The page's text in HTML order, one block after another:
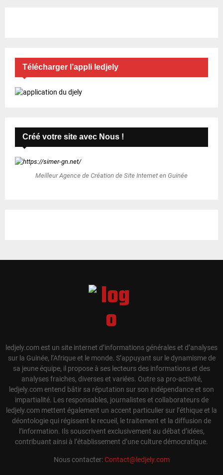
Télécharger l’appli ledjely
Créé votre site avec Nous !
Meilleur Agence de Création de Site Internet en Guinée
ledjely.com est un site internet d’informations générales et d’analyses
sur la Guinée, l’Afrique et le monde. S’appuyant sur le dynamisme de
sa jeune équipe, il propose à ses lecteurs des informations et des
analyses fraiches, diverses et variées. Outre sa pro-activité,
ledjely.com entend bâtir sa réputation sur son indépendance et son
impartialité. Les responsables, journalistes et collaborateurs de
ledjely.com mettent également un accent particulier sur l’éthique et la
déontologie qui régissent le recueil, le traitement et la diffusion de
l’information. Ils souscrivent exclusivement au débat d’idées,
contribuant ainsi à l’établissement d’une culture démocratique.
Nous contacter:Contact@ledjely.com